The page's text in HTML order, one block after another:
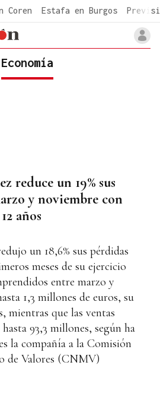
Coren Estafa en Burgos
Economía
reduce un 19% sus
y noviembre con
años
un 18,6% sus pérdidas
meses de su ejercicio
entre marzo y
1,3 millones de euros, su
mientras que las ventas
93,3 millones, según ha
la compañía a la Comisión
de Valores (CNMV)